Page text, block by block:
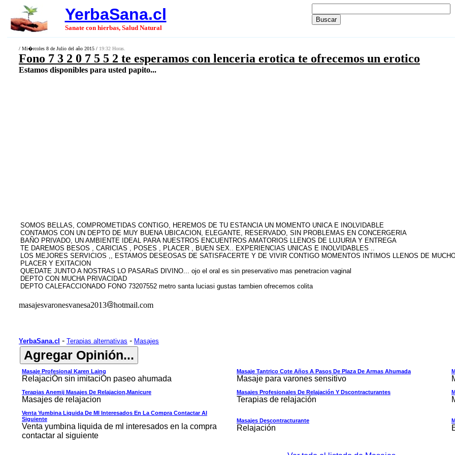
YerbaSana.cl
Sanate con hierbas, Salud Natural
/ Mi�rcoles 8 de Julio del año 2015 / 19:32 Horas.
Fono 7 3 2 0 7 5 5 2 te esperamos con lenceria erotica te ofrecemos un erotico
Estamos disponibles para usted papito...
SOMOS BELLAS, COMPROMETIDAS CONTIGO, HEREMOS DE TU ESTANCIA UN MOMENTO UNICA E INOLVIDABLE
CONTAMOS CON UN DEPTO DE MUY BUENA UBICACION, ELEGANTE, RESERVADO, SIN PROBLEMAS EN CONCERGERIA
BAÑO PRIVADO, UN AMBIENTE IDEAL PARA NUESTROS ENCUENTROS AMATORIOS LLENOS DE LUJURIA Y ENTREGA
TE DAREMOS BESOS , CARICIAS , POSES , PLACER , BUEN SEX.. EXPERIENCIAS UNICAS E INOLVIDABLES ..
LOS MEJORES SERVICIOS ,, ESTAMOS DESEOSAS DE SATISFACERTE Y DE VIVIR CONTIGO MOMENTOS INTIMOS LLENOS DE
PLACER Y EXITACION
QUEDATE JUNTO A NOSTRAS LO PASARaS DIVINO... ojo el oral es sin preservativo mas penetracion vaginal
DEPTO CON MUCHA PRIVACIDAD
DEPTO CALEFACCIONADO FONO 73207552 metro santa luciasi gustas tambien ofrecemos colita
masajesvaronesvanesa2013 hotmail.com
YerbaSana.cl - Terapias alternativas - Masajes
Masaje Profesional Karen Laing
RelajaciÓn sin imitaciÓn paseo ahumada
Masaje Tantrico Cote Años A Pasos De Plaza De Armas Ahumada
Masaje para varones sensitivo
Terapias Anemij Masajes De Relajacion,manicure
Masajes de relajacion
Masajes Profesionales De Relajación Y Dscontracturantes
Terapias de relajación
Venta Yumbina Liquida De Ml Interesados En La Compra Contactar Al
Siguiente
Venta yumbina liquida de ml interesados en la compra
contactar al siguiente
Masajes Descontracturante
Relajación